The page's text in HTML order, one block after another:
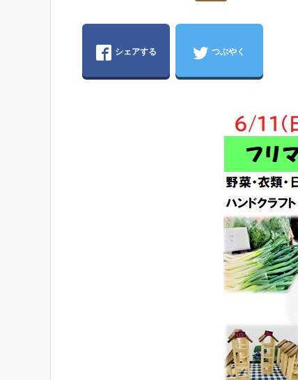
シェアする つぶやく